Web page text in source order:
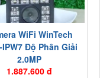
WiFi WinTech
IPW7 Độ Phân Giải
2.0MP
1.887.600 đ